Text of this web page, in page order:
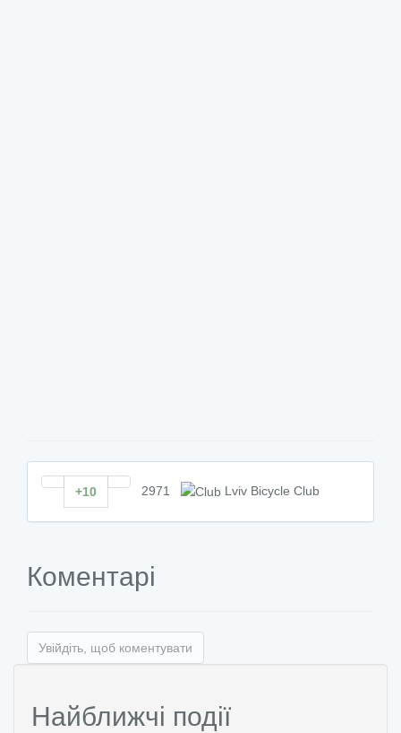
+10 2971 Lviv Bicycle Club
Коментарі
Увійдіть, щоб коментувати
Найближчі події